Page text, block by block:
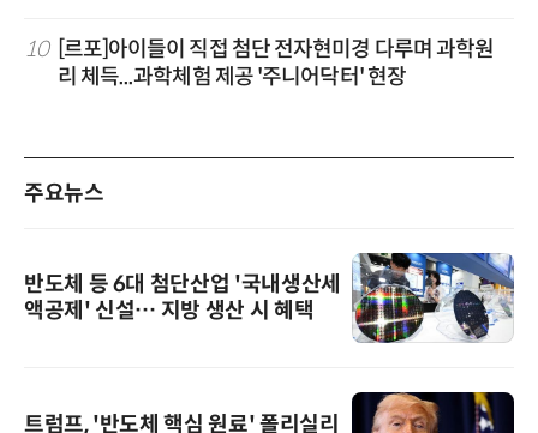
10 [르포]아이들이 직접 첨단 전자현미경 다루며 과학원
리 체득...과학체험 제공 '주니어닥터' 현장
주요뉴스
반도체 등 6대 첨단산업 '국내생산세
액공제' 신설… 지방 생산 시 혜택
트럼프, '반도체 핵심 원료' 폴리실리